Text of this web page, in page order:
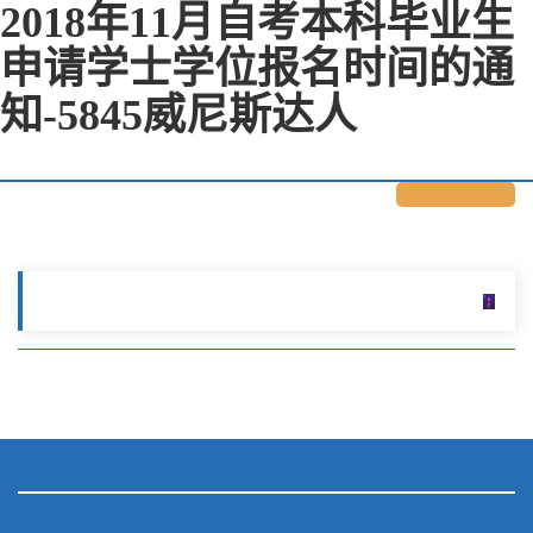
2018年11月自考本科毕业生
申请学士学位报名时间的通
知-5845威尼斯达人